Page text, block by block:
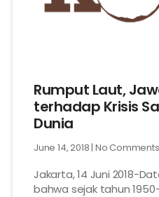
Rumput Laut,
terhadap Krisis
Dunia
June 14, 2018 No Comments
Jakarta, 14 Juni 2018-
bahwa sejak tahun